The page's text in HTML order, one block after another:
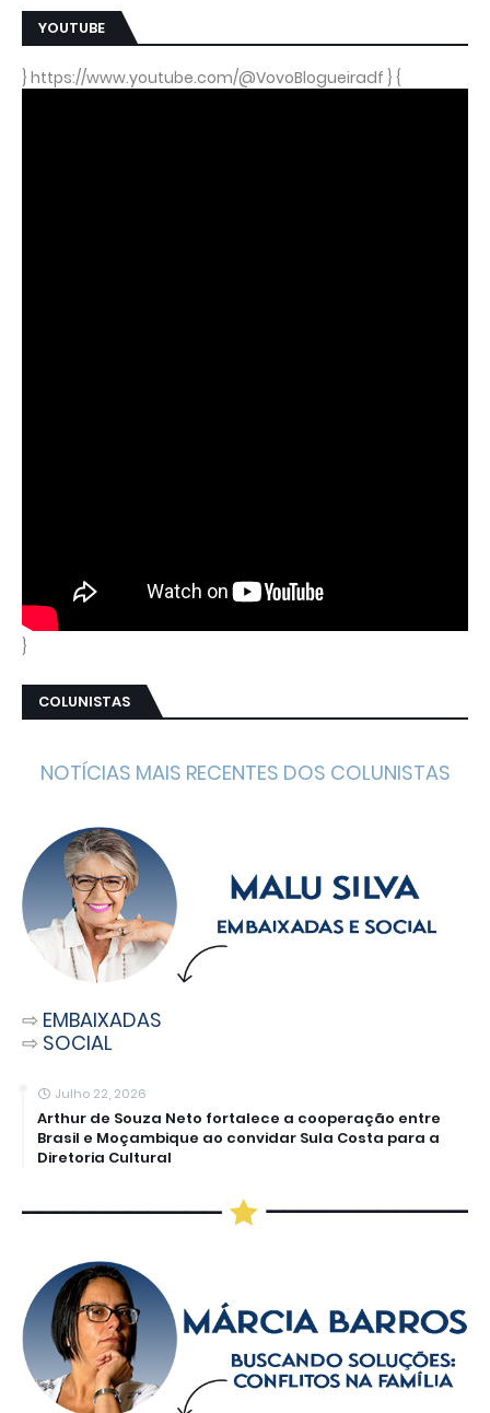
YOUTUBE
} https://www.youtube.com/@VovoBlogueiradf } {
}
COLUNISTAS
NOTÍCIAS MAIS RECENTES DOS COLUNISTAS
⇨ EMBAIXADAS
⇨ SOCIAL
Julho 22, 2026
Arthur de Souza Neto fortalece a cooperação entre
Brasil e Moçambique ao convidar Sula Costa para a
Diretoria Cultural